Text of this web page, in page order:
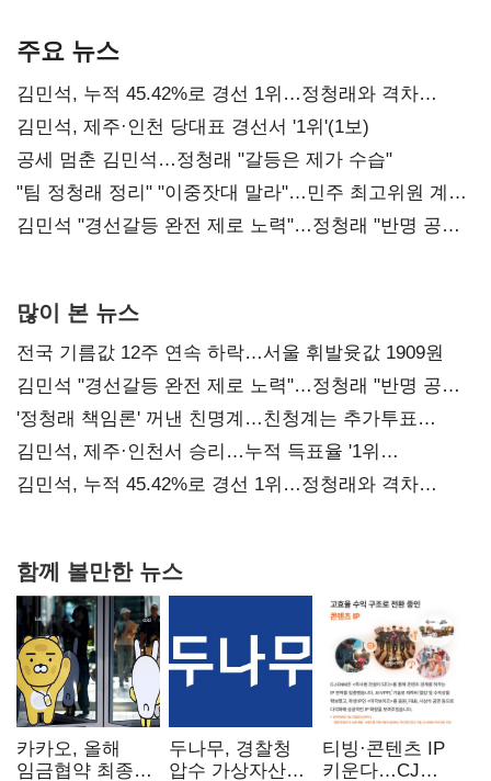
주요 뉴스
김민석, 누적 45.42%로 경선 1위…정청래와 격차
0.86%p(2보)
김민석, 제주·인천 당대표 경선서 '1위'(1보)
공세 멈춘 김민석…정청래 "갈등은 제가 수습"
"팀 정청래 정리" "이중잣대 말라"…민주 최고위원 계파
다툼 격화
김민석 "경선갈등 완전 제로 노력"…정청래 "반명 공세
많이 본 뉴스
전국 기름값 12주 연속 하락…서울 휘발윳값 1909원
김민석 "경선갈등 완전 제로 노력"…정청래 "반명 공세
사과부터"
'정청래 책임론' 꺼낸 친명계…친청계는 추가투표
때리기
김민석, 제주·인천서 승리…누적 득표율 '1위
탈환'(종합)
김민석, 누적 45.42%로 경선 1위…정청래와 격차
함께 볼만한 뉴스
카카오, 올해
임금협약 최종
두나무, 경찰청
압수 가상자산
티빙·콘텐츠 IP
키운다…CJ